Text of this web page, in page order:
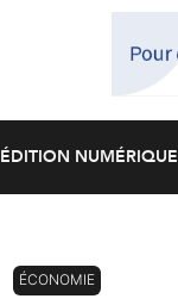
ÉDITION NUMÉRIQUE
ÉCONOMIE